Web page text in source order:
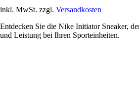
inkl. MwSt. zzgl. Versandkosten
Entdecken Sie die Nike Initiator Sneaker,
und Leistung bei Ihren Sporteinheiten.